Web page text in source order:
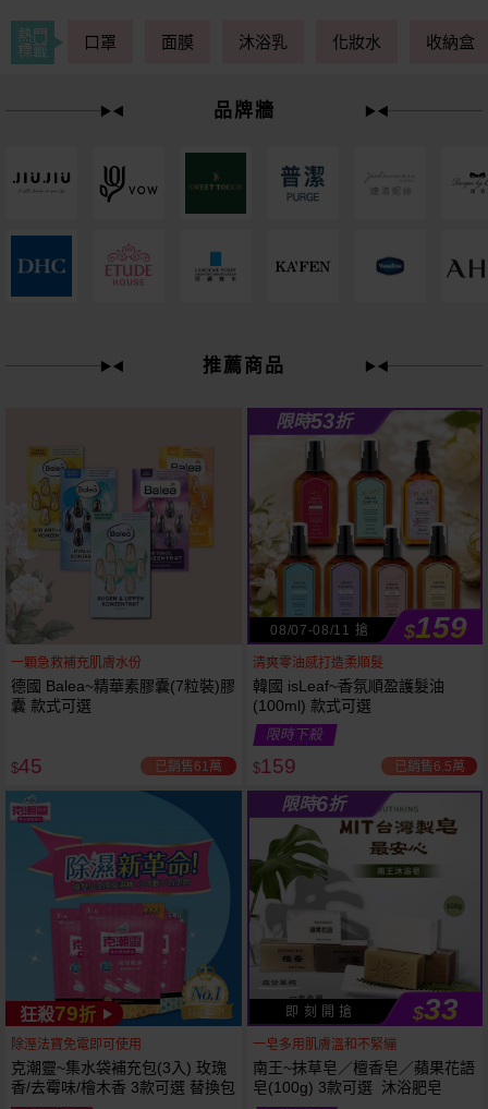
狂殺61
下單
53 折
熱門
標籤
口罩 面膜 沐浴乳 化妝水 收納盒
品牌牆
推薦商品
一顆急救補充肌膚水份
德國 Balea~精華素膠囊(7粒裝)膠
囊 款式可選
$45 已銷售61萬
限時53折
08/07-08/11 搶 $159
清爽零油感打造柔順髮
韓國 isLeaf~香氛順盈護髮油
(100ml) 款式可選
限時下殺
$159 已銷售6.5萬
狂殺79折
除溼法寶免電即可使用
克潮靈~集水袋補充包(3入) 玫瑰
香/去霉味/檜木香 3款可選 替換包
限時6折
即 刻 開 搶 $33
一皂多用肌膚溫和不緊繃
南王~抹草皂／檀香皂／蘋果花語
皂(100g) 3款可選 沐浴肥皂